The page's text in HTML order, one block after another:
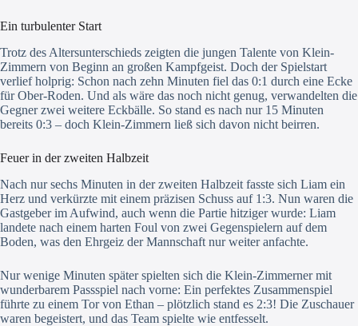
Ein turbulenter Start
Trotz des Altersunterschieds zeigten die jungen Talente von Klein-
Zimmern von Beginn an großen Kampfgeist. Doch der Spielstart
verlief holprig: Schon nach zehn Minuten fiel das 0:1 durch eine Ecke
für Ober-Roden. Und als wäre das noch nicht genug, verwandelten die
Gegner zwei weitere Eckbälle. So stand es nach nur 15 Minuten
bereits 0:3 – doch Klein-Zimmern ließ sich davon nicht beirren.
Feuer in der zweiten Halbzeit
Nach nur sechs Minuten in der zweiten Halbzeit fasste sich Liam ein
Herz und verkürzte mit einem präzisen Schuss auf 1:3. Nun waren die
Gastgeber im Aufwind, auch wenn die Partie hitziger wurde: Liam
landete nach einem harten Foul von zwei Gegenspielern auf dem
Boden, was den Ehrgeiz der Mannschaft nur weiter anfachte.
Nur wenige Minuten später spielten sich die Klein-Zimmerner mit
wunderbarem Passspiel nach vorne: Ein perfektes Zusammenspiel
führte zu einem Tor von Ethan – plötzlich stand es 2:3! Die Zuschauer
waren begeistert, und das Team spielte wie entfesselt.